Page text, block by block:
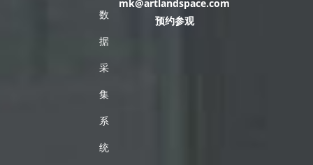
数
据
采
集
系
统
mk@artlandspace.com
预约参观